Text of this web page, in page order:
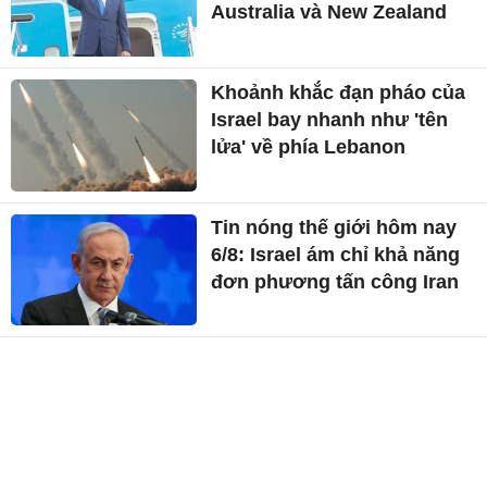
Australia và New Zealand
Khoảnh khắc đạn pháo của
Israel bay nhanh như 'tên
lửa' về phía Lebanon
Tin nóng thế giới hôm nay
6/8: Israel ám chỉ khả năng
đơn phương tấn công Iran